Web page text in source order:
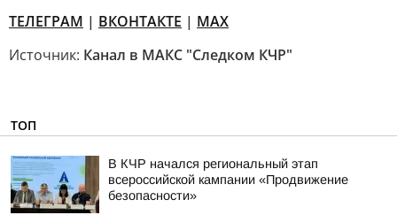
ТЕЛЕГРАМ | ВКОНТАКТЕ | МАХ
Источник: Канал в МАКС "Следком КЧР"
ТОП
В КЧР начался региональный этап
всероссийской кампании «Продвижение
безопасности»